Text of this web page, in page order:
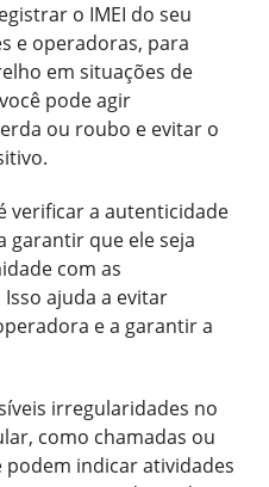
o IMEI do seu
e operadoras, para
em situações de
pode agir
ou roubo e evitar o
verificar a autenticidade
garantir que ele seja
com as
ajuda a evitar
e a garantir a
irregularidades no
como chamadas ou
podem indicar atividades